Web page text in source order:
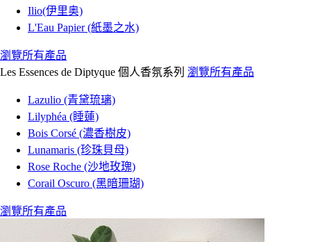
Ilio(伊里奥)
L'Eau Papier (紙墨之水)
瀏覽所有產品
Les Essences de Diptyque 個人香氛系列 瀏覽所有產品
Lazulio (青黛琉璃)
Lilyphéa (睡蓮)
Bois Corsé (濃香樹皮)
Lunamaris (珍珠貝母)
Rose Roche (沙地玫瑰)
Corail Oscuro (黑暗珊瑚)
瀏覽所有產品